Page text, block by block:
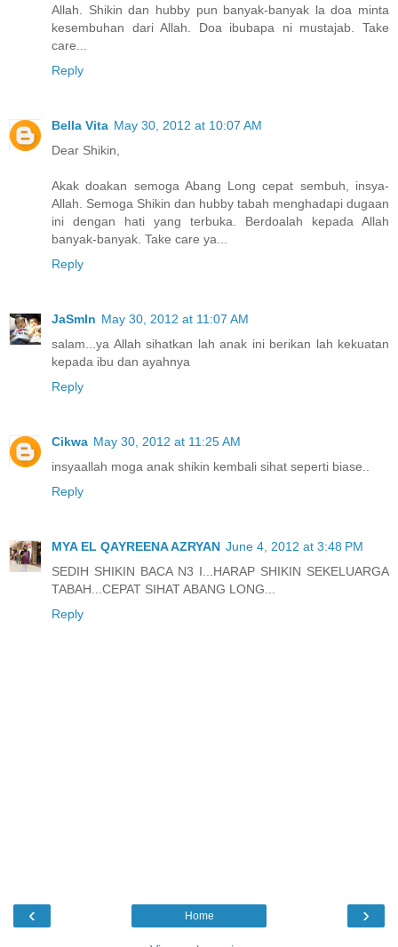
Allah. Shikin dan hubby pun banyak-banyak la doa minta
kesembuhan dari Allah. Doa ibubapa ni mustajab. Take
care...
Reply
Bella Vita May 30, 2012 at 10:07 AM
Dear Shikin,
Akak doakan semoga Abang Long cepat sembuh, insya-
Allah. Semoga Shikin dan hubby tabah menghadapi dugaan
ini dengan hati yang terbuka. Berdoalah kepada Allah
banyak-banyak. Take care ya...
Reply
JaSmIn May 30, 2012 at 11:07 AM
salam...ya Allah sihatkan lah anak ini berikan lah kekuatan
kepada ibu dan ayahnya
Reply
Cikwa May 30, 2012 at 11:25 AM
insyaallah moga anak shikin kembali sihat seperti biase..
Reply
MYA EL QAYREENA AZRYAN June 4, 2012 at 3:48 PM
SEDIH SHIKIN BACA N3 I...HARAP SHIKIN SEKELUARGA
TABAH...CEPAT SIHAT ABANG LONG...
Reply
‹ ›
Home